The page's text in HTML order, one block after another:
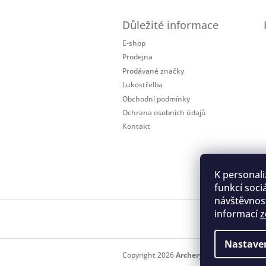
K
funkcí
informací
Důležité informace
E-shop
Prodejna
Prodávané značky
Lukostřelba
Obchodní podmínky
Ochrana osobních údajů
Kontakt
Copyright 2026Archery.cz . Všechna